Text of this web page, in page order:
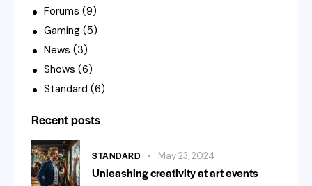
Forums (9)
Gaming (5)
News (3)
Shows (6)
Standard (6)
Recent posts
STANDARD May 23, 2024
Unleashing creativity at art events